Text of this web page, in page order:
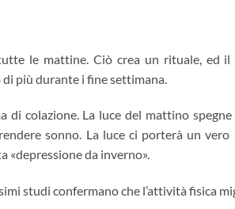
le mattine. Ciò crea un rituale, ed
più durante i fine settimana.
di colazione. La luce del mattino
sonno. La luce ci porterà un
«depressione da inverno».
studi confermano che l’attività fisica